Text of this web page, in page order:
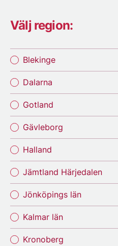
Välj region:
Blekinge
Dalarna
Gotland
Gävleborg
Halland
Jämtland Härjedalen
Jönköpings län
Kalmar län
Kronoberg